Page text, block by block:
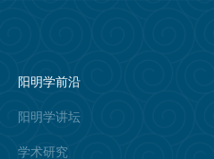
阳明学前沿
阳明学讲坛
学术研究